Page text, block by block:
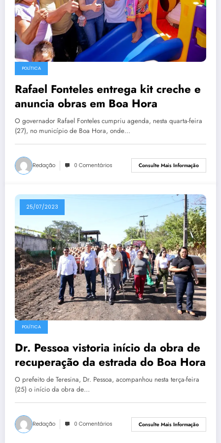
POLÍTICA
Rafael Fonteles entrega kit creche e
anuncia obras em Boa Hora
O governador Rafael Fonteles cumpriu agenda, nesta quarta-feira
(27), no município de Boa Hora, onde…
Redação 0 Comentários Consulte Mais Informação
25/07/2023
POLÍTICA
Dr. Pessoa vistoria início da obra de
recuperação da estrada do Boa Hora
O prefeito de Teresina, Dr. Pessoa, acompanhou nesta terça-feira
(25) o início da obra de…
Redação 0 Comentários Consulte Mais Informação